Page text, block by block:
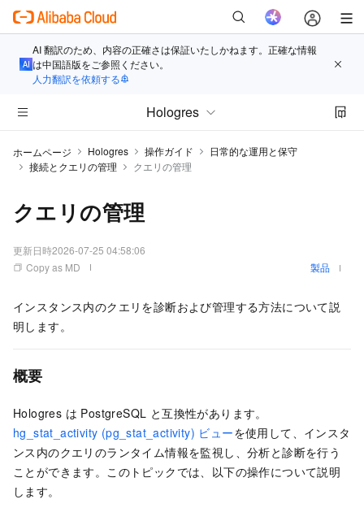
AI 翻訳のため、内容の正確さは保証いたしかねます。正確な情報
は中国語版をご参照ください。
人力翻訳を依頼する
Hologres
ホームページ Hologres 操作ガイド
日常的な運用と保守
接続とクエリの管理
クエリの管理
クエリの管理
更新日時2026-07-25 04:58:06
Copy as MD
製品
インスタンス内のクエリを診断および管理する方法について説
明します。
概要
Hologres は PostgreSQL と互換性があります。
hg_stat_activity (pg_stat_activity) ビューを使用して、インスタ
ンス内のクエリのランタイム情報を監視し、分析と診断を行う
ことができます。このトピックでは、以下の操作について説明
します。